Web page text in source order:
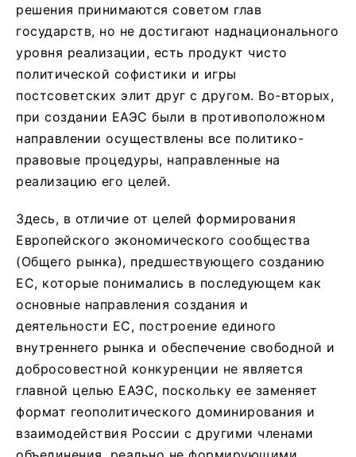
решения принимаются советом глав
государств, но не достигают наднационального
уровня реализации, есть продукт чисто
политической софистики и игры
постсоветских элит друг с другом. Во-вторых,
при создании ЕАЭС были в противоположном
направлении осуществлены все политико-
правовые процедуры, направленные на
реализацию его целей.
Здесь, в отличие от целей формирования
Европейского экономического сообщества
(Общего рынка), предшествующего созданию
ЕС, которые понимались в последующем как
основные направления создания и
деятельности ЕС, построение единого
внутреннего рынка и обеспечение свободной и
добросовестной конкуренции не является
главной целью ЕАЭС, поскольку ее заменяет
формат геополитического доминирования и
взаимодействия России с другими членами